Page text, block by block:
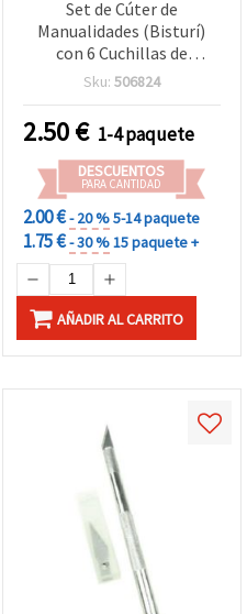
Set de Cúter de
Manualidades (Bisturí)
con 6 Cuchillas de
Repuesto en Estuche
Sku: 506824
2.50€ 1-4 paquete
DESCUENTOS
PARA CANTIDAD
2.00 €- 20 %5-14 paquete
1.75 €- 30 %15 paquete +
AÑADIR AL CARRITO